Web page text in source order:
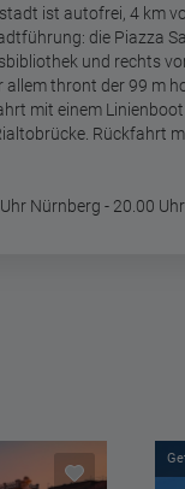
ist autofrei, 4 km
die Piazza
und rechts
thront der 99 m
mit einem
Rückfahrt
Nürnberg - 20.00 Uhr